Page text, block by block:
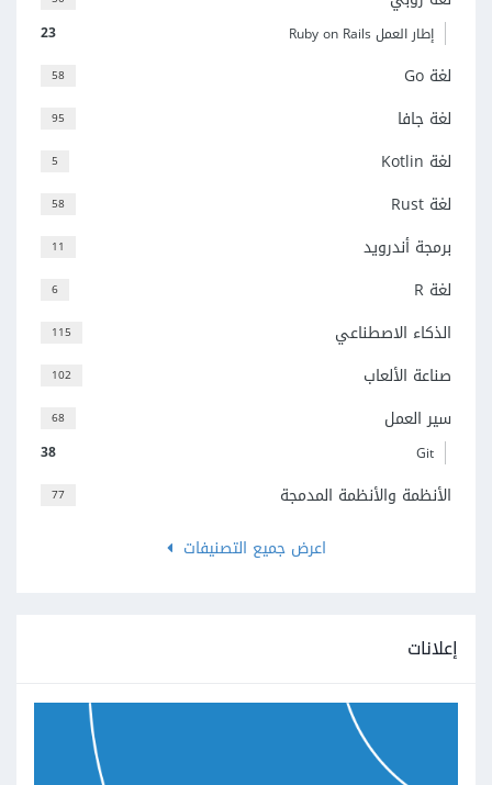
23 إطار العمل Ruby on Rails
58 لغة Go
95 لغة جافا
5 لغة Kotlin
58 لغة Rust
11 برمجة أندرويد
6 لغة R
115 الذكاء الاصطناعي
102 صناعة الألعاب
68 سير العمل
38 Git
77
الأنظمة والأنظمة المدمجة
اعرض جميع التصنيفات
إعلانات